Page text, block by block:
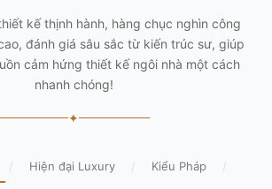
kế thịnh hành, hàng chục nghìn công
đánh giá sâu sắc từ kiến trúc sư, giúp
cảm hứng thiết kế ngôi nhà một cách
nhanh chóng!
✦
/ Hiện đại Luxury / Kiểu Pháp /